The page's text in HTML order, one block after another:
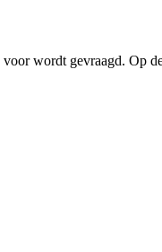
wordt gevraagd. Op